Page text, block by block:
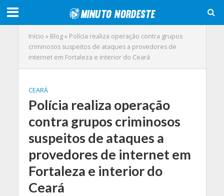
Início » Blog» Polícia realiza operação contra grupos
criminosos suspeitos de ataques a provedores de
internet em Fortaleza e interior do Ceará
CEARÁ
Polícia realiza operação
contra grupos criminosos
suspeitos de ataques a
provedores de internet em
Fortaleza e interior do
Ceará